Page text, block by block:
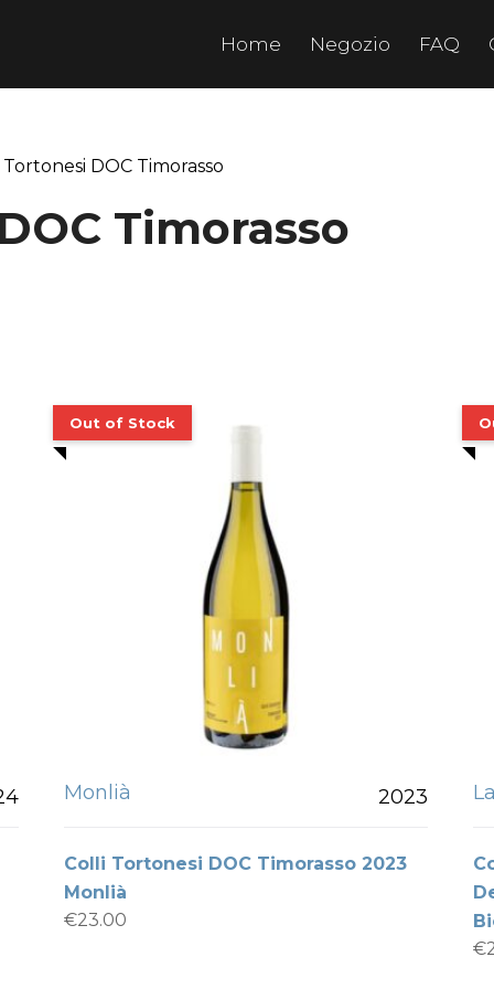
Home Negozio FAQ
DOC Timorasso
Timorasso
Monlià 2023
Colli Tortonesi DOC Timorasso 2023
Monlià
€23.00
€